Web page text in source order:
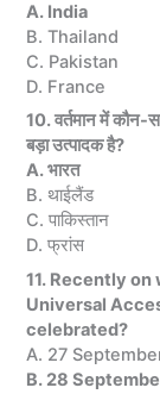
A. India
B. Thailand
C. Pakistan
D. France
10. वर्तमान में कौन-
बड़ा उत्पादक है?
A. भारत
B. थाईलैंड
C. पाकिस्तान
D. फ्रांस
11. Recently
Universal
celebrated?
A. 27
B. 28